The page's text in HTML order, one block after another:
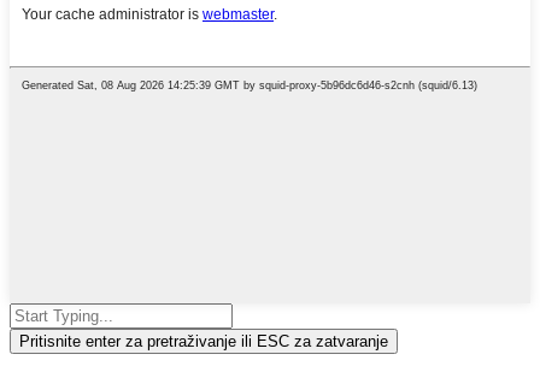
Pritisnite enter za pretraživanje ili ESC za zatvaranje